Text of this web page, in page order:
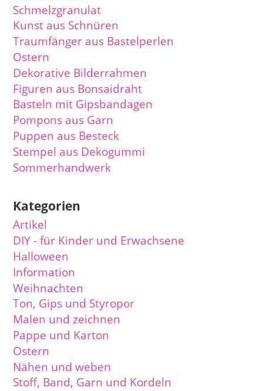
Schmelzgranulat
Kunst aus Schnüren
Traumfänger aus Bastelperlen
Ostern
Dekorative Bilderrahmen
Figuren aus Bonsaidraht
Basteln mit Gipsbandagen
Pompons aus Garn
Puppen aus Besteck
Stempel aus Dekogummi
Sommerhandwerk
Kategorien
Artikel
DIY - für Kinder und Erwachsene
Halloween
Information
Weihnachten
Ton, Gips und Styropor
Malen und zeichnen
Pappe und Karton
Ostern
Nähen und weben
Stoff, Band, Garn und Kordeln